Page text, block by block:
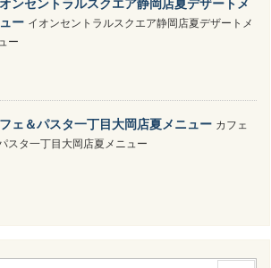
ー イオンセントラルスクエア静岡店夏デザートメ
ー
ェ＆パスタ一丁目大岡店夏メニュー カフェ
スタ一丁目大岡店夏メニュー